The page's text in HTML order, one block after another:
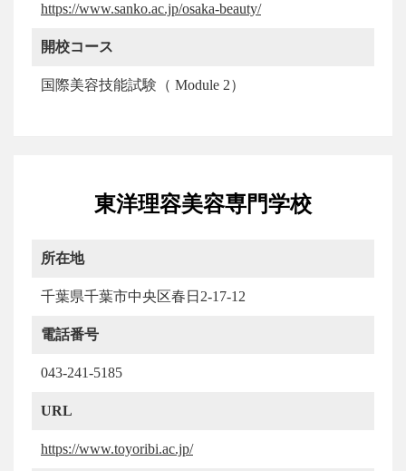
https://www.sanko.ac.jp/osaka-beauty/
開校コース
国際美容技能試験（ Module 2）
東洋理容美容専門学校
所在地
千葉県千葉市中央区春日2-17-12
電話番号
043-241-5185
URL
https://www.toyoribi.ac.jp/